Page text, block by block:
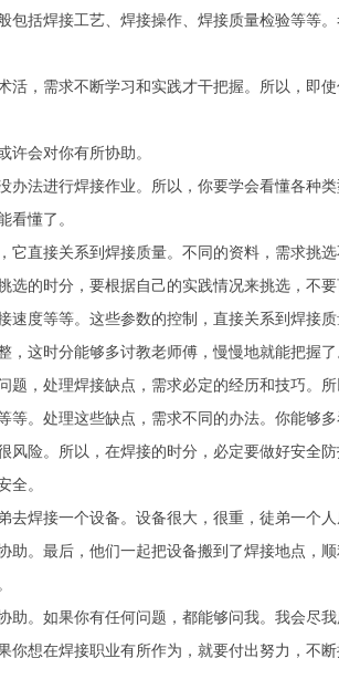
括焊接工艺、焊接操作、焊接质量检验等等
，需求不断学习和实践才干把握。所以，即
会对你有所协助。
办法进行焊接作业。所以，你要学会看懂各种
看懂了。
直接关系到焊接质量。不同的资料，需求挑
的时分，要根据自己的实践情况来挑选，不要
度等等。这些参数的控制，直接关系到焊接
这时分能够多讨教老师傅，慢慢地就能把握了
，处理焊接缺点，需求必定的经历和技巧。
。处理这些缺点，需求不同的办法。你能够
险。所以，在焊接的时分，必定要做好安全
全。
焊接一个设备。设备很大，很重，徒弟一个
。最后，他们一起把设备搬到了焊接地点，
。如果你有任何问题，都能够问我。我会尽
想在焊接职业有所作为，就要付出努力，不